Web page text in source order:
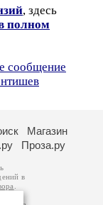
, здесь
полном
сообщение
Магазин
Проза.ру
в